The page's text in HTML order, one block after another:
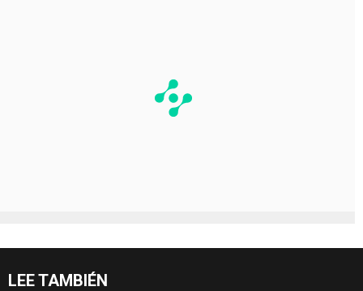
LEE TAMBIÉN